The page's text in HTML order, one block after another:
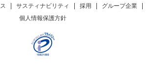
サスティナビリティ 採用
グループ企業
個人情報保護方針